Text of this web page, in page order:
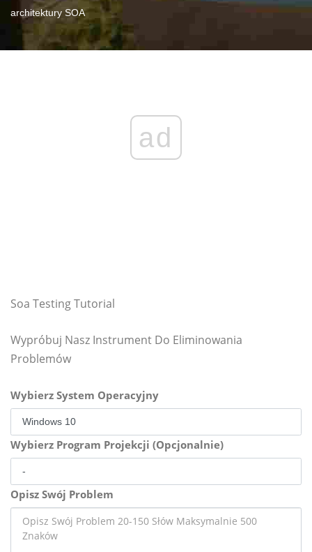
architektury SOA
ad
Soa Testing Tutorial
Wypróbuj Nasz Instrument Do Eliminowania
Problemów
Wybierz System Operacyjny
Wybierz Program Projekcji (Opcjonalnie)
Opisz Swój Problem